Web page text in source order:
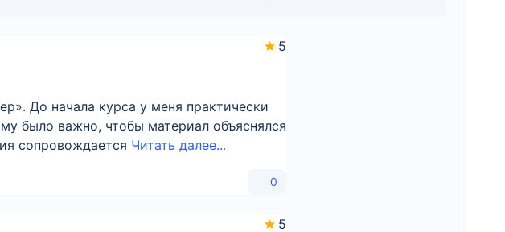
5
До начала курса у меня практически
было важно, чтобы материал объяснялся
сопровождается Читать далее...
0
5